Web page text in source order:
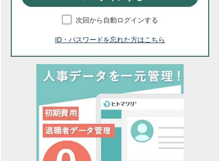
次回から自動ログインする
ID・パスワードを忘れた方はこちら